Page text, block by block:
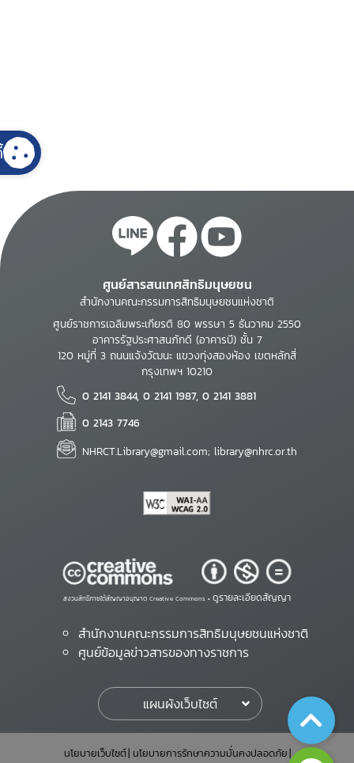
ศูนย์สารสนเทศสิทธิมนุษยชน
สำนักงานคณะกรรมการสิทธิมนุษยชนแห่งชาติ
ศูนย์ราชการเฉลิมพระเกียรติ 80 พรรษา 5 ธันวาคม 2550
อาคารรัฐประศาสนภักดี (อาคารบี) ชั้น 7
120 หมู่ที่ 3 ถนนแจ้งวัฒนะ แขวงทุ่งสองห้อง เขตหลักสี่
กรุงเทพฯ 10210
0 2141 3844, 0 2141 1987, 0 2141 3881
0 2143 7746
NHRCT.Library@gmail.com; library@nhrc.or.th
สงวนสิทธิ์ภายใต้สัญญาอนุญาต Creative Commons • ดูรายละเอียดสัญญา
สำนักงานคณะกรรมการสิทธิมนุษยชนแห่งชาติ
ศูนย์ข้อมูลข่าวสารของทางราชการ
แผนผังเว็บไซต์
นโยบายเว็บไซต์ นโยบายการรักษาความมั่นคงปลอดภัย